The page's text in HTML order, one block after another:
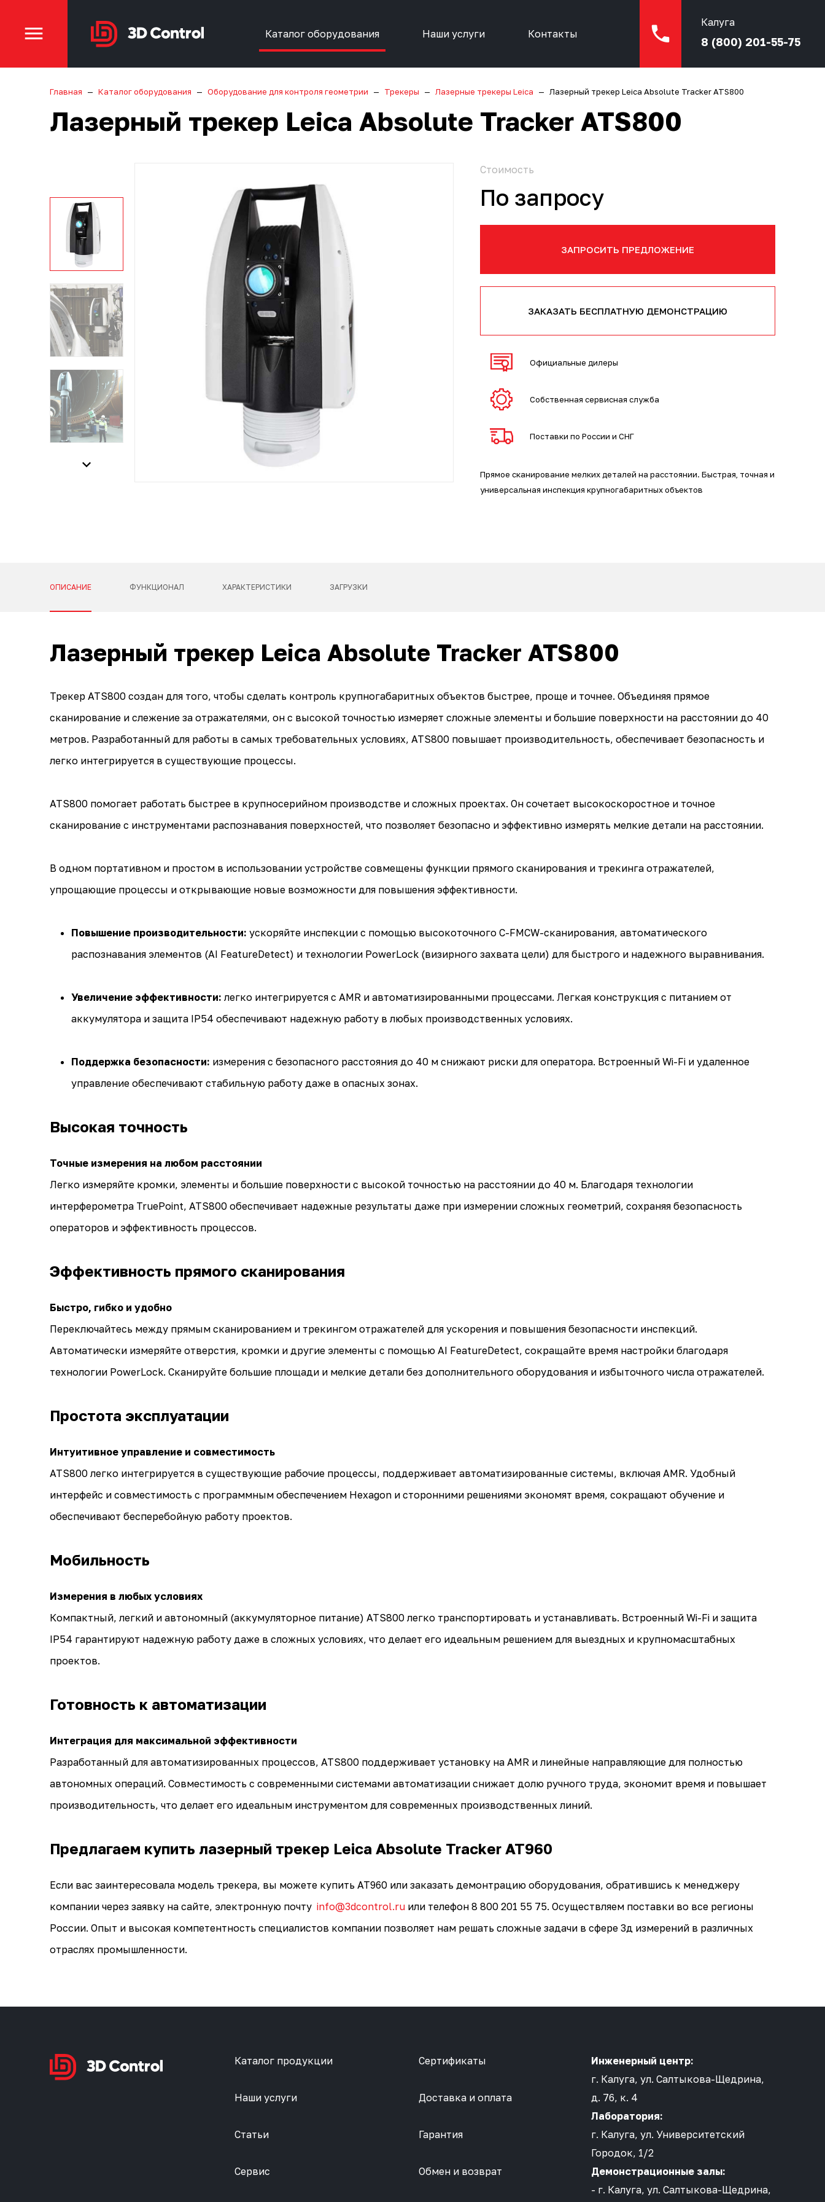
Каталог оборудования Наши услуги Контакты
Калуга
8 (800) 201-55-75
Главная Каталог оборудования Оборудование для контроля геометрии Трекеры Лазерные трекеры Leica Лазерный трекер Leica Absolute Tracker ATS800
Лазерный трекер Leica Absolute Tracker ATS800
Стоимость
По запросу
ЗАПРОСИТЬ ПРЕДЛОЖЕНИЕ
ЗАКАЗАТЬ БЕСПЛАТНУЮ ДЕМОНСТРАЦИЮ
Официальные дилеры
Собственная сервисная служба
Поставки по России и СНГ
Прямое сканирование мелких деталей на расстоянии. Быстрая, точная и
универсальная инспекция крупногабаритных объектов
ОПИСАНИЕ ФУНКЦИОНАЛ ХАРАКТЕРИСТИКИ ЗАГРУЗКИ
Лазерный трекер Leica Absolute Tracker ATS800
Трекер ATS800 создан для того, чтобы сделать контроль крупногабаритных объектов быстрее, проще и точнее. Объединяя прямое
сканирование и слежение за отражателями, он с высокой точностью измеряет сложные элементы и большие поверхности на расстоянии до 40
метров. Разработанный для работы в самых требовательных условиях, ATS800 повышает производительность, обеспечивает безопасность и
легко интегрируется в существующие процессы.
ATS800 помогает работать быстрее в крупносерийном производстве и сложных проектах. Он сочетает высокоскоростное и точное
сканирование с инструментами распознавания поверхностей, что позволяет безопасно и эффективно измерять мелкие детали на расстоянии.
В одном портативном и простом в использовании устройстве совмещены функции прямого сканирования и трекинга отражателей,
упрощающие процессы и открывающие новые возможности для повышения эффективности.
Повышение производительности: ускоряйте инспекции с помощью высокоточного C-FMCW-сканирования, автоматического
распознавания элементов (AI FeatureDetect) и технологии PowerLock (визирного захвата цели) для быстрого и надежного выравнивания.
Увеличение эффективности: легко интегрируется с AMR и автоматизированными процессами. Легкая конструкция с питанием от
аккумулятора и защита IP54 обеспечивают надежную работу в любых производственных условиях.
Поддержка безопасности: измерения с безопасного расстояния до 40 м снижают риски для оператора. Встроенный Wi-Fi и удаленное
управление обеспечивают стабильную работу даже в опасных зонах.
Высокая точность
Точные измерения на любом расстоянии
Легко измеряйте кромки, элементы и большие поверхности с высокой точностью на расстоянии до 40 м. Благодаря технологии
интерферометра TruePoint, ATS800 обеспечивает надежные результаты даже при измерении сложных геометрий, сохраняя безопасность
операторов и эффективность процессов.
Эффективность прямого сканирования
Быстро, гибко и удобно
Переключайтесь между прямым сканированием и трекингом отражателей для ускорения и повышения безопасности инспекций.
Автоматически измеряйте отверстия, кромки и другие элементы с помощью AI FeatureDetect, сокращайте время настройки благодаря
технологии PowerLock. Сканируйте большие площади и мелкие детали без дополнительного оборудования и избыточного числа отражателей.
Простота эксплуатации
Интуитивное управление и совместимость
ATS800 легко интегрируется в существующие рабочие процессы, поддерживает автоматизированные системы, включая AMR. Удобный
интерфейс и совместимость с программным обеспечением Hexagon и сторонними решениями экономят время, сокращают обучение и
обеспечивают бесперебойную работу проектов.
Мобильность
Измерения в любых условиях
Компактный, легкий и автономный (аккумуляторное питание) ATS800 легко транспортировать и устанавливать. Встроенный Wi-Fi и защита
IP54 гарантируют надежную работу даже в сложных условиях, что делает его идеальным решением для выездных и крупномасштабных
проектов.
Готовность к автоматизации
Интеграция для максимальной эффективности
Разработанный для автоматизированных процессов, ATS800 поддерживает установку на AMR и линейные направляющие для полностью
автономных операций. Совместимость с современными системами автоматизации снижает долю ручного труда, экономит время и повышает
производительность, что делает его идеальным инструментом для современных производственных линий.
Предлагаем купить лазерный трекер Leica Absolute Tracker AT960
Если вас заинтересовала модель трекера, вы можете купить AT960 или заказать демонтрацию оборудования, обратившись к менеджеру
компании через заявку на сайте, электронную почту info@3dcontrol.ru или телефон 8 800 201 55 75. Осуществляем поставки во все регионы
России. Опыт и высокая компетентность специалистов компании позволяет нам решать сложные задачи в сфере 3д измерений в различных
отраслях промышленности.
Каталог продукции
Наши услуги
Статьи
Сервис
Сертификаты
Доставка и оплата
Гарантия
Обмен и возврат
Инженерный центр:
г. Калуга, ул. Салтыкова-Щедрина,
д. 76, к. 4
Лаборатория:
г. Калуга, ул. Университетский
Городок, 1/2
Демонстрационные залы:
- г. Калуга, ул. Салтыкова-Щедрина,